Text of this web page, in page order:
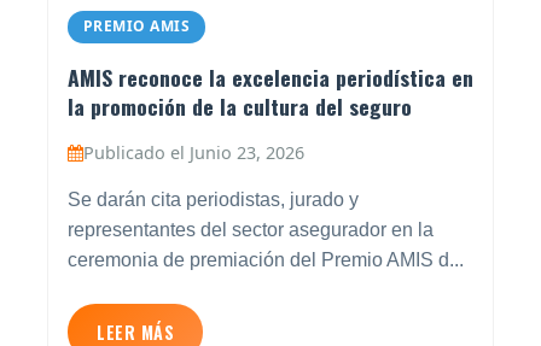
PREMIO AMIS
AMIS reconoce la excelencia periodística en
la promoción de la cultura del seguro
Publicado el Junio 23, 2026
Se darán cita periodistas, jurado y
representantes del sector asegurador en la
ceremonia de premiación del Premio AMIS d...
LEER MÁS